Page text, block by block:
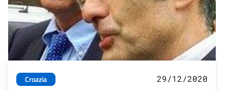
Croazia 29/12/2020